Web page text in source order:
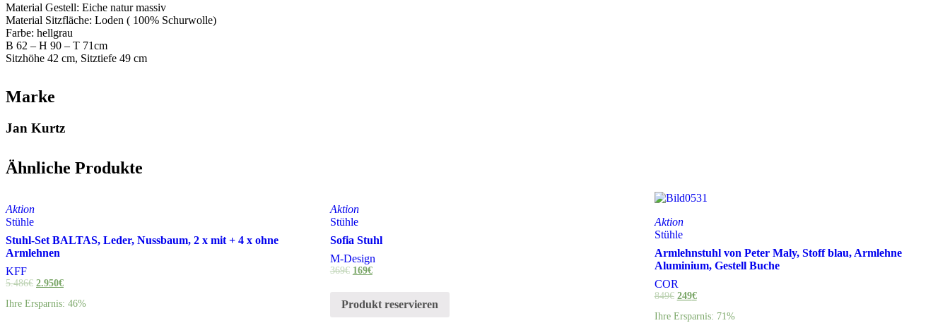
Material Gestell: Eiche natur massiv
Material Sitzfläche: Loden ( 100% Schurwolle)
Farbe: hellgrau
B 62 – H 90 – T 71cm
Sitzhöhe 42 cm, Sitztiefe 49 cm
Marke
Jan Kurtz
Ähnliche Produkte
Aktion
Stühle
Stuhl-Set BALTAS, Leder, Nussbaum, 2 x mit + 4 x ohne
Armlehnen
KFF
5.486€ 2.950€
Ihre Ersparnis: 46%
Aktion
Stühle
Sofia Stuhl
M-Design
369€ 169€
Produkt reservieren
Aktion
Stühle
Armlehnstuhl von Peter Maly, Stoff blau, Armlehne
Aluminium, Gestell Buche
COR
849€ 249€
Ihre Ersparnis: 71%